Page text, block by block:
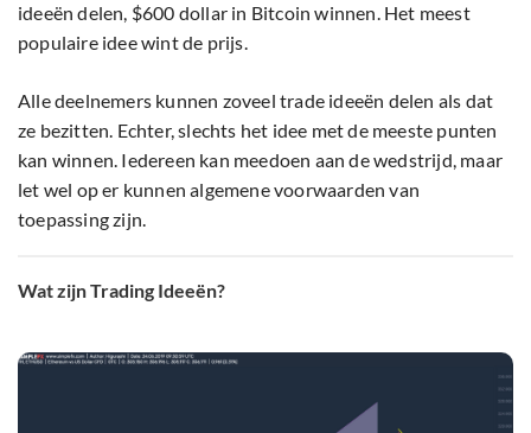
ideeën delen, $600 dollar in Bitcoin winnen. Het meest
populaire idee wint de prijs.
Alle deelnemers kunnen zoveel trade ideeën delen als dat
ze bezitten. Echter, slechts het idee met de meeste punten
kan winnen. Iedereen kan meedoen aan de wedstrijd, maar
let wel op er kunnen algemene voorwaarden van
toepassing zijn.
Wat zijn Trading Ideeën?